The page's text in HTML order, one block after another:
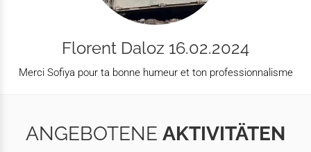
Florent Daloz 16.02.2024
Merci Sofiya pour ta bonne humeur et ton professionnalisme
ANGEBOTENE AKTIVITÄTEN